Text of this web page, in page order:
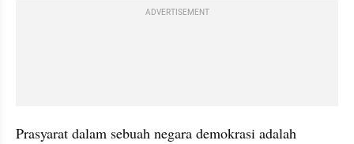
ADVERTISEMENT
Prasyarat dalam sebuah negara demokrasi adalah